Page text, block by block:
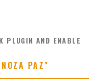
PLUGIN AND ENABLE
PAZ"